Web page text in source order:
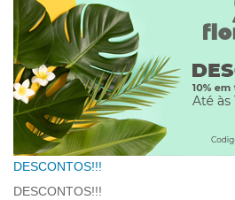
DESCONTOS!!!
DESCONTOS!!!